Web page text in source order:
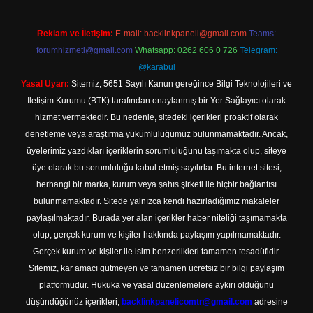
Reklam ve İletişim: E-mail: backlinkpaneli@gmail.com Teams:
forumhizmeti@gmail.com Whatsapp: 0262 606 0 726 Telegram:
@karabul
Yasal Uyarı: Sitemiz, 5651 Sayılı Kanun gereğince Bilgi Teknolojileri ve
İletişim Kurumu (BTK) tarafından onaylanmış bir Yer Sağlayıcı olarak
hizmet vermektedir. Bu nedenle, sitedeki içerikleri proaktif olarak
denetleme veya araştırma yükümlülüğümüz bulunmamaktadır. Ancak,
üyelerimiz yazdıkları içeriklerin sorumluluğunu taşımakta olup, siteye
üye olarak bu sorumluluğu kabul etmiş sayılırlar. Bu internet sitesi,
herhangi bir marka, kurum veya şahıs şirketi ile hiçbir bağlantısı
bulunmamaktadır. Sitede yalnızca kendi hazırladığımız makaleler
paylaşılmaktadır. Burada yer alan içerikler haber niteliği taşımamakta
olup, gerçek kurum ve kişiler hakkında paylaşım yapılmamaktadır.
Gerçek kurum ve kişiler ile isim benzerlikleri tamamen tesadüfidir.
Sitemiz, kar amacı gütmeyen ve tamamen ücretsiz bir bilgi paylaşım
platformudur. Hukuka ve yasal düzenlemelere aykırı olduğunu
düşündüğünüz içerikleri, backlinkpanelicomtr@gmail.com adresine